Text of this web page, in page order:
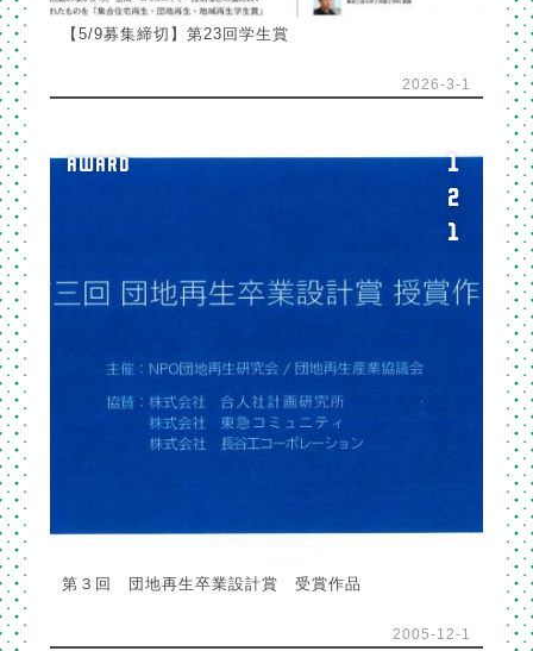
【5/9募集締切】第23回学生賞
2026-3-1
AWARD
1
2
1
第３回 団地再生卒業設計賞 受賞作品
2005-12-1